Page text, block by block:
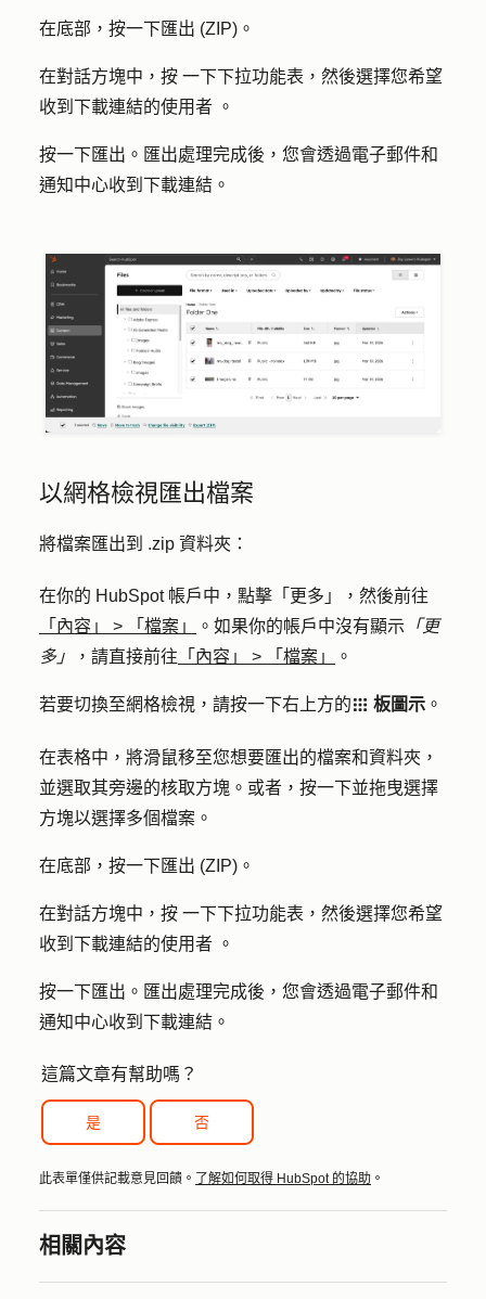
在底部，按一下匯出 (ZIP) 。
在對話方塊中，按 一下下拉功能表 ，然後選擇您希望
收到下載連結的使用者 。
按一下匯出 。匯出處理完成後，您會透過電子郵件和
通知中心收到下載連結。
以網格檢視匯出檔案
將檔案匯出到 .zip 資料夾：
在你的 HubSpot 帳戶中，點擊 「更多」
，然後前往
「內容」
> 「檔案」 。如果你的帳戶中沒有顯示 「更
多」
，請直接前往 「內容」 > 「檔案」 。
若要切換至網格檢視，請按一下右上方的grid 板圖示 。
在表格中，將滑鼠移至您想要匯出的檔案和資料夾，
並選取其旁邊的核取方塊 。或者，按一下並拖曳選擇
方塊以選擇多個檔案。
在底部，按一下匯出 (ZIP) 。
在對話方塊中，按 一下下拉功能表 ，然後選擇您希望
收到下載連結的使用者 。
按一下匯出 。匯出處理完成後，您會透過電子郵件和
通知中心收到下載連結。
這篇文章有幫助嗎？
是 否
此表單僅供記載意見回饋。 了解如何取得 HubSpot 的協助 。
相關內容